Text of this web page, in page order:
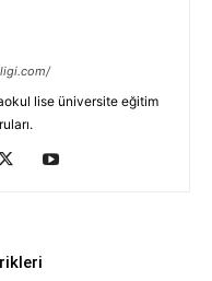
lise üniversite eğitim